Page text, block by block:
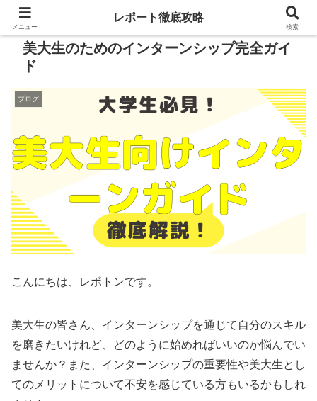
美大生のためのインターンシップ完全ガイ
ド
ブログ
こんにちは、レポトンです。
美大生の皆さん、インターンシップを通じて自分のスキル
を磨きたいけれど、どのように始めればいいのか悩んでい
ませんか？また、インターンシップの重要性や美大生とし
てのメリットについて不安を感じている方もいるかもしれ
メニュー
レポート徹底攻略
検索